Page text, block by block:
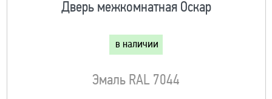
Дверь межкомнатная Оскар
в наличии
Эмаль RAL 7044